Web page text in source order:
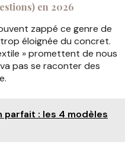
en 2026
zappé ce genre de
éloignée du concret.
» promettent de nous
pas se raconter des
parfait : les 4 modèles